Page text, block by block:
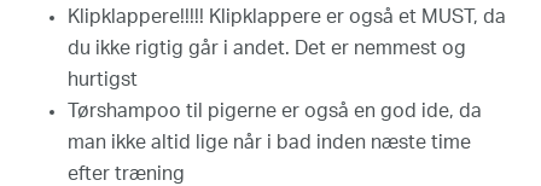
Klipklappere!!!!! Klipklappere er også et MUST, da
du ikke rigtig går i andet. Det er nemmest og
hurtigst
Tørshampoo til pigerne er også en god ide, da
man ikke altid lige når i bad inden næste time
efter træning